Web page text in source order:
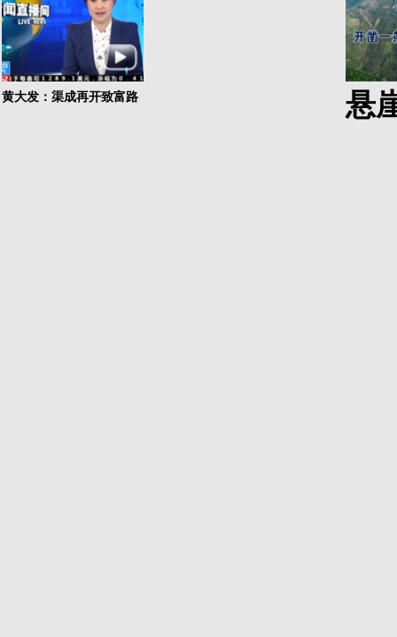
黄大发：渠成再开致富路 悬